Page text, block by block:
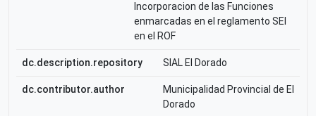
Incorporacion de las Funciones
enmarcadas en el reglamento SEI
en el ROF
dc.description.repository SIAL El Dorado
dc.contributor.author
Municipalidad Provincial de El
Dorado